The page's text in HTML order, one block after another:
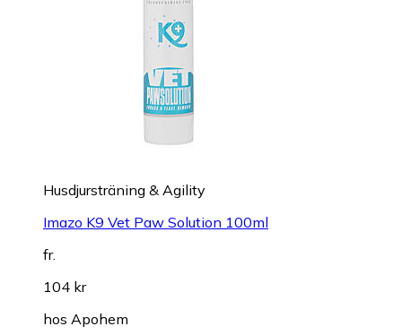
Husdjursträning & Agility
Imazo K9 Vet Paw Solution 100ml
fr.
104 kr
hos Apohem